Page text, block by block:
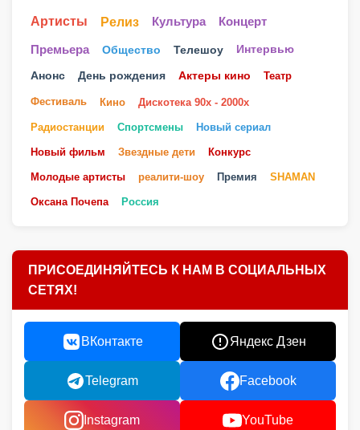
Артисты Релиз Культура Концерт
Премьера Общество Телешоу Интервью
Анонс День рождения Актеры кино Театр
Фестиваль Кино Дискотека 90х - 2000х
Радиостанции Спортсмены Новый сериал
Новый фильм Звездные дети Конкурс
Молодые артисты реалити-шоу Премия SHAMAN
Оксана Почепа Россия
ПРИСОЕДИНЯЙТЕСЬ К НАМ В СОЦИАЛЬНЫХ
СЕТЯХ!
ВКонтакте Яндекс Дзен
Telegram Facebook
Instagram YouTube